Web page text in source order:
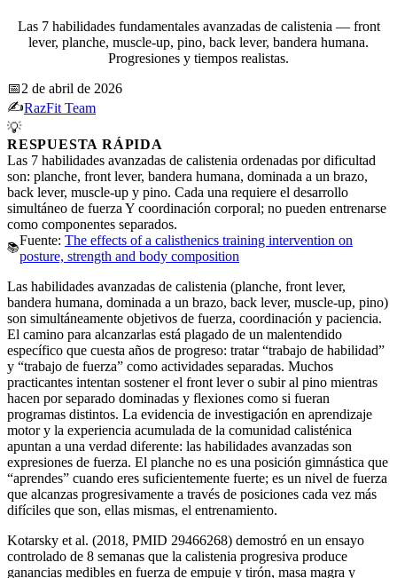
Las 7 habilidades fundamentales avanzadas de calistenia — front
lever, planche, muscle-up, pino, back lever, bandera humana.
Progresiones y tiempos realistas.
📅2 de abril de 2026
✍️RazFit Team
💡
RESPUESTA RÁPIDA
Las 7 habilidades avanzadas de calistenia ordenadas por dificultad
son: planche, front lever, bandera humana, dominada a un brazo,
back lever, muscle-up y pino. Cada una requiere el desarrollo
simultáneo de fuerza Y coordinación corporal; no pueden entrenarse
como componentes separados.
📚Fuente: The effects of a calisthenics training intervention on
posture, strength and body composition
Las habilidades avanzadas de calistenia (planche, front lever,
bandera humana, dominada a un brazo, back lever, muscle-up, pino)
son simultáneamente objetivos de fuerza, coordinación y paciencia.
El camino para alcanzarlas está plagado de un malentendido
específico que cuesta años de progreso: tratar “trabajo de habilidad”
y “trabajo de fuerza” como actividades separadas. Muchos
practicantes intentan sostener el front lever o subir al pino mientras
hacen por separado dominadas y flexiones como si fueran
programas distintos. La evidencia de investigación en aprendizaje
motor y la experiencia acumulada de la comunidad calisténica
apuntan a una verdad diferente: las habilidades avanzadas son
expresiones de fuerza. El planche no es una posición gimnástica que
“aprendes” cuando eres suficientemente fuerte; es un nivel de fuerza
que alcanzas progresivamente a través de posiciones cada vez más
difíciles que son, ellas mismas, el entrenamiento.
Kotarsky et al. (2018, PMID 29466268) demostró en un ensayo
controlado de 8 semanas que la calistenia progresiva produce
ganancias medibles en fuerza de empuje y tirón, masa magra y